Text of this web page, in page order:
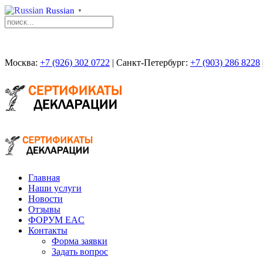
Russian ▼
Москва: +7 (926) 302 0722 | Санкт-Петербург: +7 (903) 286 8228
Главная
Наши услуги
Новости
Отзывы
ФОРУМ EAC
Контакты
Форма заявки
Задать вопрос